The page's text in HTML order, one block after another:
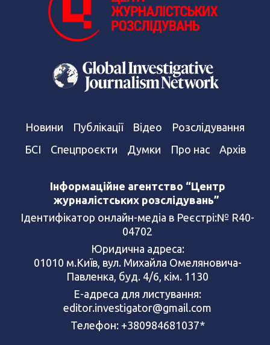
Новини Публікації Відео
Розслідування
БСІ
Спецпроєкти Думки Про нас Архів
Інформаційне агентство “Центр
журналістських розслідувань”
Ідентифікатор онлайн-медіа в Реєстрі:№ R40-
04702
Юридична адреса:
01010 м.Київ, вул. Михайла Омеляновича-
Павленка, буд. 4/6, кім. 1130
Е-адреса для листування:
editor.investigator@gmail.com
Телефон: +380984681037*